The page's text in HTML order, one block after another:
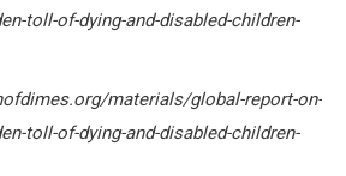
toll-of-dying-and-disabled-children-
materials/global-report-on-
toll-of-dying-and-disabled-children-